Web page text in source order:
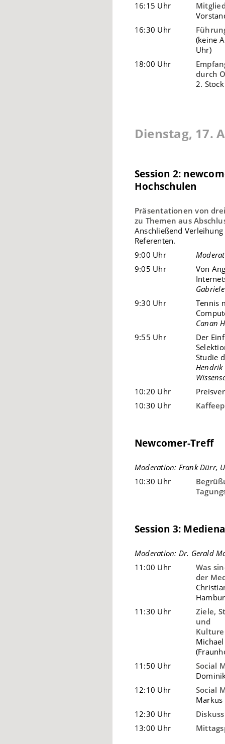
16:15 Uhr
16:30 Uhr
(keine
Uhr)
18:00 Uhr
durch
2.
Dienstag, 17.
Session 2:
Hochschulen
Präsentationen von
zu Themen aus
Anschließend
Referenten.
9:00 Uhr
9:05 Uhr
Von
9:30 Uhr
Tennis
Canan
9:55 Uhr
Der
Studie
Hendrik
10:20 Uhr
10:30 Uhr
Newcomer-Treff
Moderation: Frank Dürr,
10:30 Uhr
Session 3:
Moderation: Dr. Gerald
11:00 Uhr
Was
der
11:30 Uhr
Ziele,
und
11:50 Uhr
Social
12:10 Uhr
Social
Markus
12:30 Uhr
13:00 Uhr